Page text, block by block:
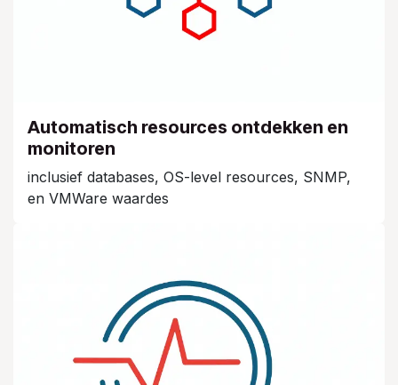
Automatisch resources ontdekken en
monitoren
inclusief databases, OS-level resources, SNMP,
en VMWare waardes